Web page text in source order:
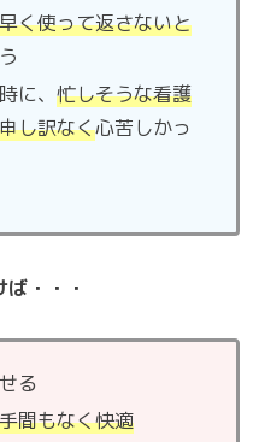
早く使って返さないと
に、忙しそうな看護
し訳なく心苦しかっ
・・・
る
間もなく快適